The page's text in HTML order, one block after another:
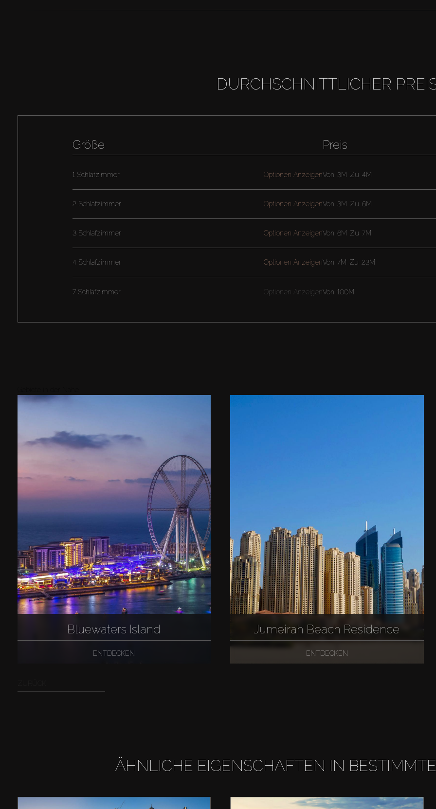
DURCHSCHNITTLICHER
Größe
1 Schlafzimmer Optionen Anzeigen
2 Schlafzimmer Optionen Anzeigen
3 Schlafzimmer Optionen Anzeigen
4 Schlafzimmer Optionen Anzeigen
7 Schlafzimmer Optionen Anzeigen
Preis
Von 3M Zu 4M
Von 3M Zu 6M
Von 6M Zu 7M
Von 7M Zu 23M
Von 100M
Bluewaters Island
ENTDECKEN
Jumeirah Beach Residence
ENTDECKEN
ÄHNLICHE EIGENSCHAFTEN IN